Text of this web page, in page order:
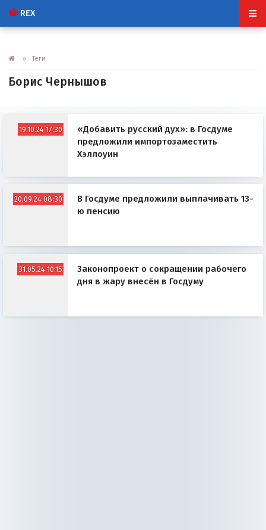
REX
» Теги
Борис Чернышов
19.10.24 17:30
«Добавить русский дух»: в Госдуме
предложили импортозаместить
Хэллоуин
20.09.24 08:30
В Госдуме предложили выплачивать 13-
ю пенсию
31.05.24 10:15
Законопроект о сокращении рабочего
дня в жару внесён в Госдуму